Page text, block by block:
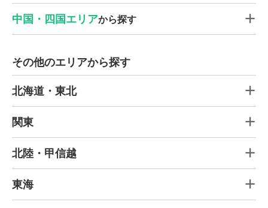
中国・四国エリアから探す
その他のエリアから探す
北海道・東北
関東
北陸・甲信越
東海